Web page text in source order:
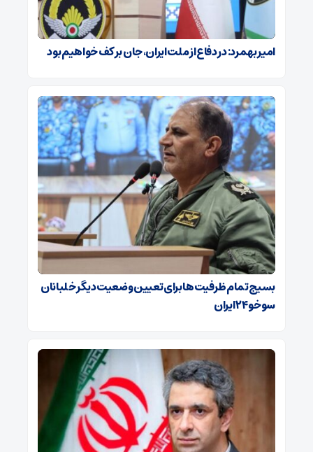
امیر بهمرد: در دفاع از ملت ایران، جان بر کف خواهیم بود
بسیج تمام ظرفیت‌ها برای تعیین وضعیت دیگر خلبانان
سوخو ۲۴ ایران